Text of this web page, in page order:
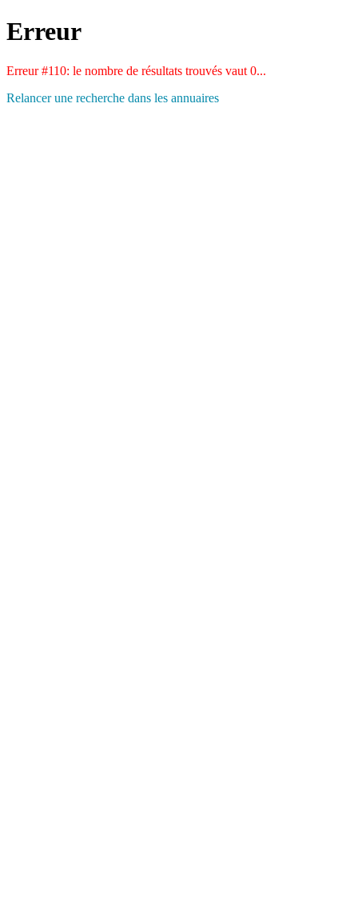
Erreur
Erreur #110: le nombre de résultats trouvés vaut 0...
Relancer une recherche dans les annuaires